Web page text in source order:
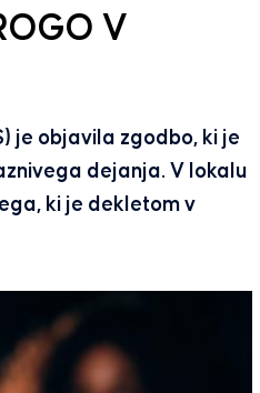
V
je objavila zgodbo, ki je
dejanja. V lokalu
ki je dekletom v